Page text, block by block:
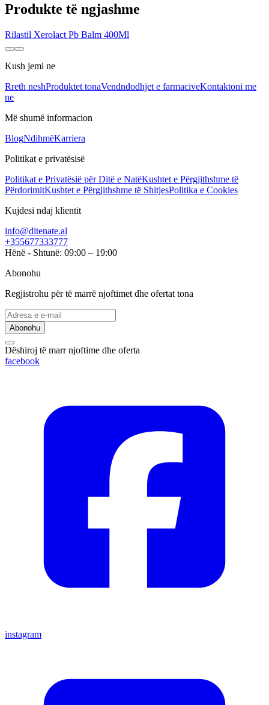
Produkte të ngjashme
Rilastil Xerolact Pb Balm 400Ml
Kush jemi ne
Rreth neshProduktet tonaVendndodhjet e farmaciveKontaktoni me
ne
Më shumë informacion
BlogNdihmëKarriera
Politikat e privatësisë
Politikat e Privatësië për Ditë e NatëKushtet e Përgjithshme të
PërdorimitKushtet e Përgjithshme të ShitjesPolitika e Cookies
Kujdesi ndaj klientit
info@ditenate.al
+355677333777
Hënë - Shtunë: 09:00 – 19:00
Abonohu
Regjistrohu për të marrë njoftimet dhe ofertat tona
Abonohu
Dëshiroj të marr njoftime dhe oferta
facebook
instagram